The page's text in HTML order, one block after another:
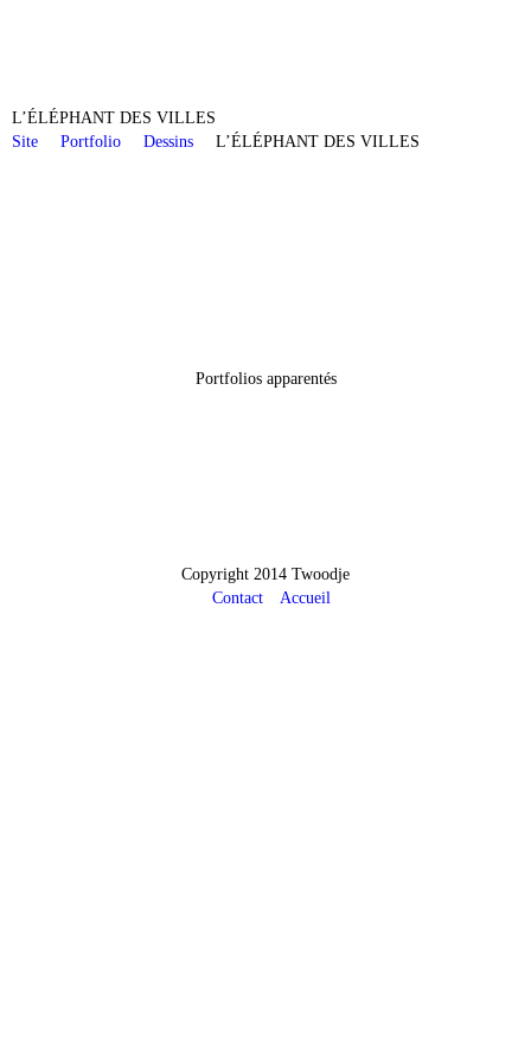
L’ÉLÉPHANT DES VILLES
Site
Portfolio Dessins L’ÉLÉPHANT DES VILLES
Portfolios apparentés
Copyright 2014 Twoodje
Contact
Accueil